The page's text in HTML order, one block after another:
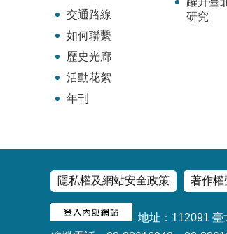
交通路線
如何聯繫
歷史光廊
活動花絮
年刊
研究
隱私權及網站安全政策 著作權
地址：112091 臺